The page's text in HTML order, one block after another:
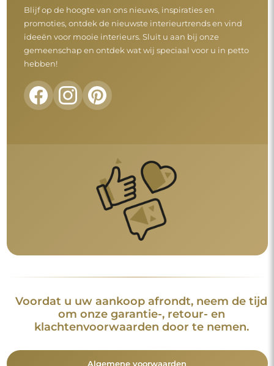
Blijf op de hoogte van ons nieuws, inspiraties en
promoties, ontdek de nieuwste interieurtrends en vind
ideeën voor mooie interieurs. Sluit u aan bij onze
gemeenschap en ontdek wat wij speciaal voor u in petto
hebben!
Voordat u uw aankoop afrondt, neem de tijd
om onze garantie-, retour- en
klachtenvoorwaarden door te nemen.
Algemene voorwaarden